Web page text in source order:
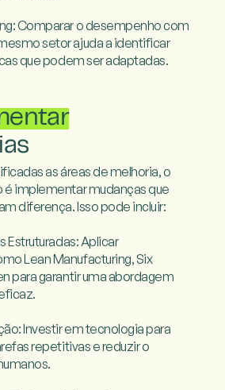
Comparar o desempenho com
setor ajuda a identificar
que podem ser adaptadas.
as áreas de melhoria, o
é implementar mudanças que
diferença. Isso pode incluir:
Estruturadas: Aplicar
Lean Manufacturing, Six
para garantir uma abordagem
Investir em tecnologia para
repetitivas e reduzir o